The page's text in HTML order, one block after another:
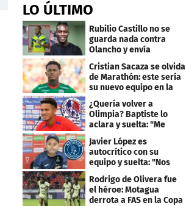
LO ÚLTIMO
Rubilio Castillo no se
guarda nada contra
Olancho y envía
mensaje a Bengtson
Cristian Sacaza se olvida
de Marathón: este sería
su nuevo equipo en la
Liga Nacional
¿Quería volver a
Olimpia? Baptiste lo
aclara y suelta: "Me
faltaba un equipo
grande"
Javier López es
autocrítico con su
equipo y suelta: "Nos
costó muchísimo..."
Rodrigo de Olivera fue
el héroe: Motagua
derrota a FAS en la Copa